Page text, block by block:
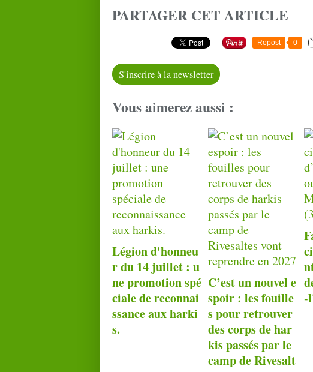
PARTAGER CET ARTICLE
Repost 0
S'inscrire à la newsletter
Vous aimerez aussi :
Légion d'honneu
r du 14 juillet : u
ne promotion spé
ciale de reconnai
ssance aux harki
s.
C’est un nouvel e
spoir : les fouille
s pour retrouver
des corps de har
kis passés par le
camp de Rivesalt
-